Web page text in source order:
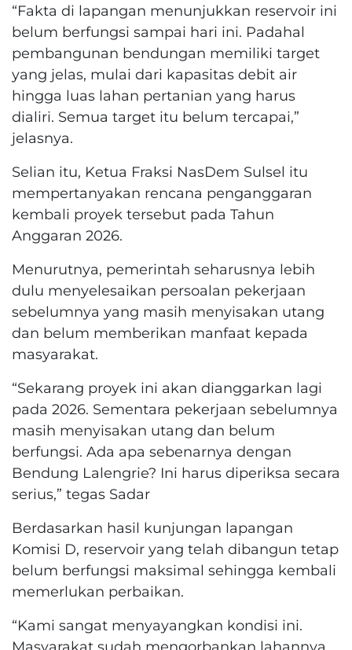
“Fakta di lapangan menunjukkan reservoir ini
belum berfungsi sampai hari ini. Padahal
pembangunan bendungan memiliki target
yang jelas, mulai dari kapasitas debit air
hingga luas lahan pertanian yang harus
dialiri. Semua target itu belum tercapai,”
jelasnya.
Selian itu, Ketua Fraksi NasDem Sulsel itu
mempertanyakan rencana penganggaran
kembali proyek tersebut pada Tahun
Anggaran 2026.
Menurutnya, pemerintah seharusnya lebih
dulu menyelesaikan persoalan pekerjaan
sebelumnya yang masih menyisakan utang
dan belum memberikan manfaat kepada
masyarakat.
“Sekarang proyek ini akan dianggarkan lagi
pada 2026. Sementara pekerjaan sebelumnya
masih menyisakan utang dan belum
berfungsi. Ada apa sebenarnya dengan
Bendung Lalengrie? Ini harus diperiksa secara
serius,” tegas Sadar
Berdasarkan hasil kunjungan lapangan
Komisi D, reservoir yang telah dibangun tetap
belum berfungsi maksimal sehingga kembali
memerlukan perbaikan.
“Kami sangat menyayangkan kondisi ini.